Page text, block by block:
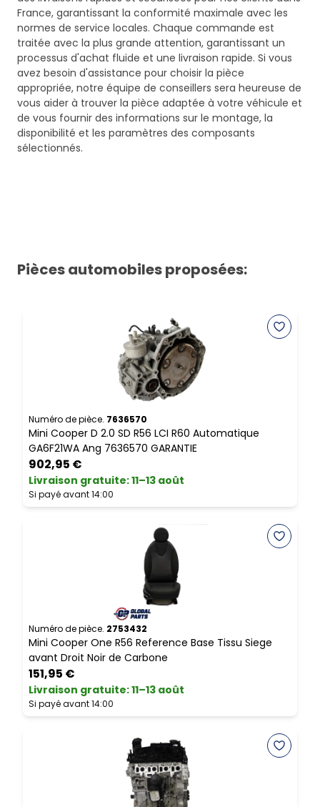
France, garantissant la conformité maximale avec les
normes de service locales. Chaque commande est
traitée avec la plus grande attention, garantissant un
processus d'achat fluide et une livraison rapide. Si vous
avez besoin d'assistance pour choisir la pièce
appropriée, notre équipe de conseillers sera heureuse de
vous aider à trouver la pièce adaptée à votre véhicule et
de vous fournir des informations sur le montage, la
disponibilité et les paramètres des composants
sélectionnés.
Pièces automobiles proposées:
Numéro de pièce. 7636570
Mini Cooper D 2.0 SD R56 LCI R60 Automatique
GA6F21WA Ang 7636570 GARANTIE
902,95 €
Livraison gratuite:11–13 août
Si payé avant 14:00
Numéro de pièce. 2753432
Mini Cooper One R56 Reference Base Tissu Siege
avant Droit Noir de Carbone
151,95 €
Livraison gratuite:11–13 août
Si payé avant 14:00